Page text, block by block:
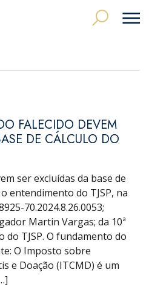
FALECIDO DEVEM
DE CÁLCULO DO
ser excluídas da base de
entendimento do TJSP, na
70.2024.8.26.0053;
Martin Vargas; da 10ª
do TJSP. O fundamento do
O Imposto sobre
e Doação (ITCMD) é um